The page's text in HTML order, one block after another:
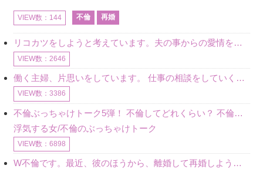
VIEW数：144 不倫 再婚
リコカツをしようと考えています。夫の事からの愛情を全く感じません。子供がいるので、子供が成長するまではと我慢しています。 まず、お金が必要だと考え、仕事の量も増やしました。ところが、夫は働かず、結局は
VIEW数：2646
働く主婦、片思いをしています。 仕事の相談をしていくうちに、彼のことを好きになりました。私には夫も子供もいます。不倫をしているわけでもなく、もちろん、この気持ちは誰にも話していません。 ラインをする関
VIEW数：3386
不倫ぶっちゃけトーク5弾！ 不倫してどれくらい？ 不倫のあれこれを、なんでもどうぞ♪♪
浮気する女/不倫のぶっちゃけトーク
VIEW数：6898
W不倫です。最近、彼のほうから、離婚して再婚しよう、と言ってきました。ハッキリいうと、そこまでは考えていませんでした。彼を好きな気持ちはあるし、彼なしの生活は考えられません。だけど、離婚して再婚すると